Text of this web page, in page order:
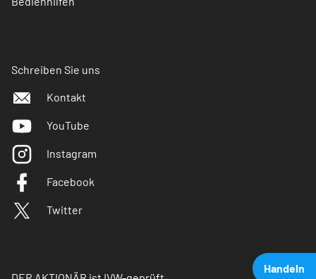
Handeln
Schreiben Sie uns
Kontakt
YouTube
Instagram
Facebook
Twitter